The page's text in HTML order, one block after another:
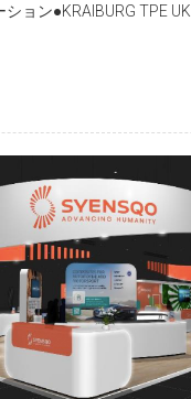
ョン●KRAIBURG TPE